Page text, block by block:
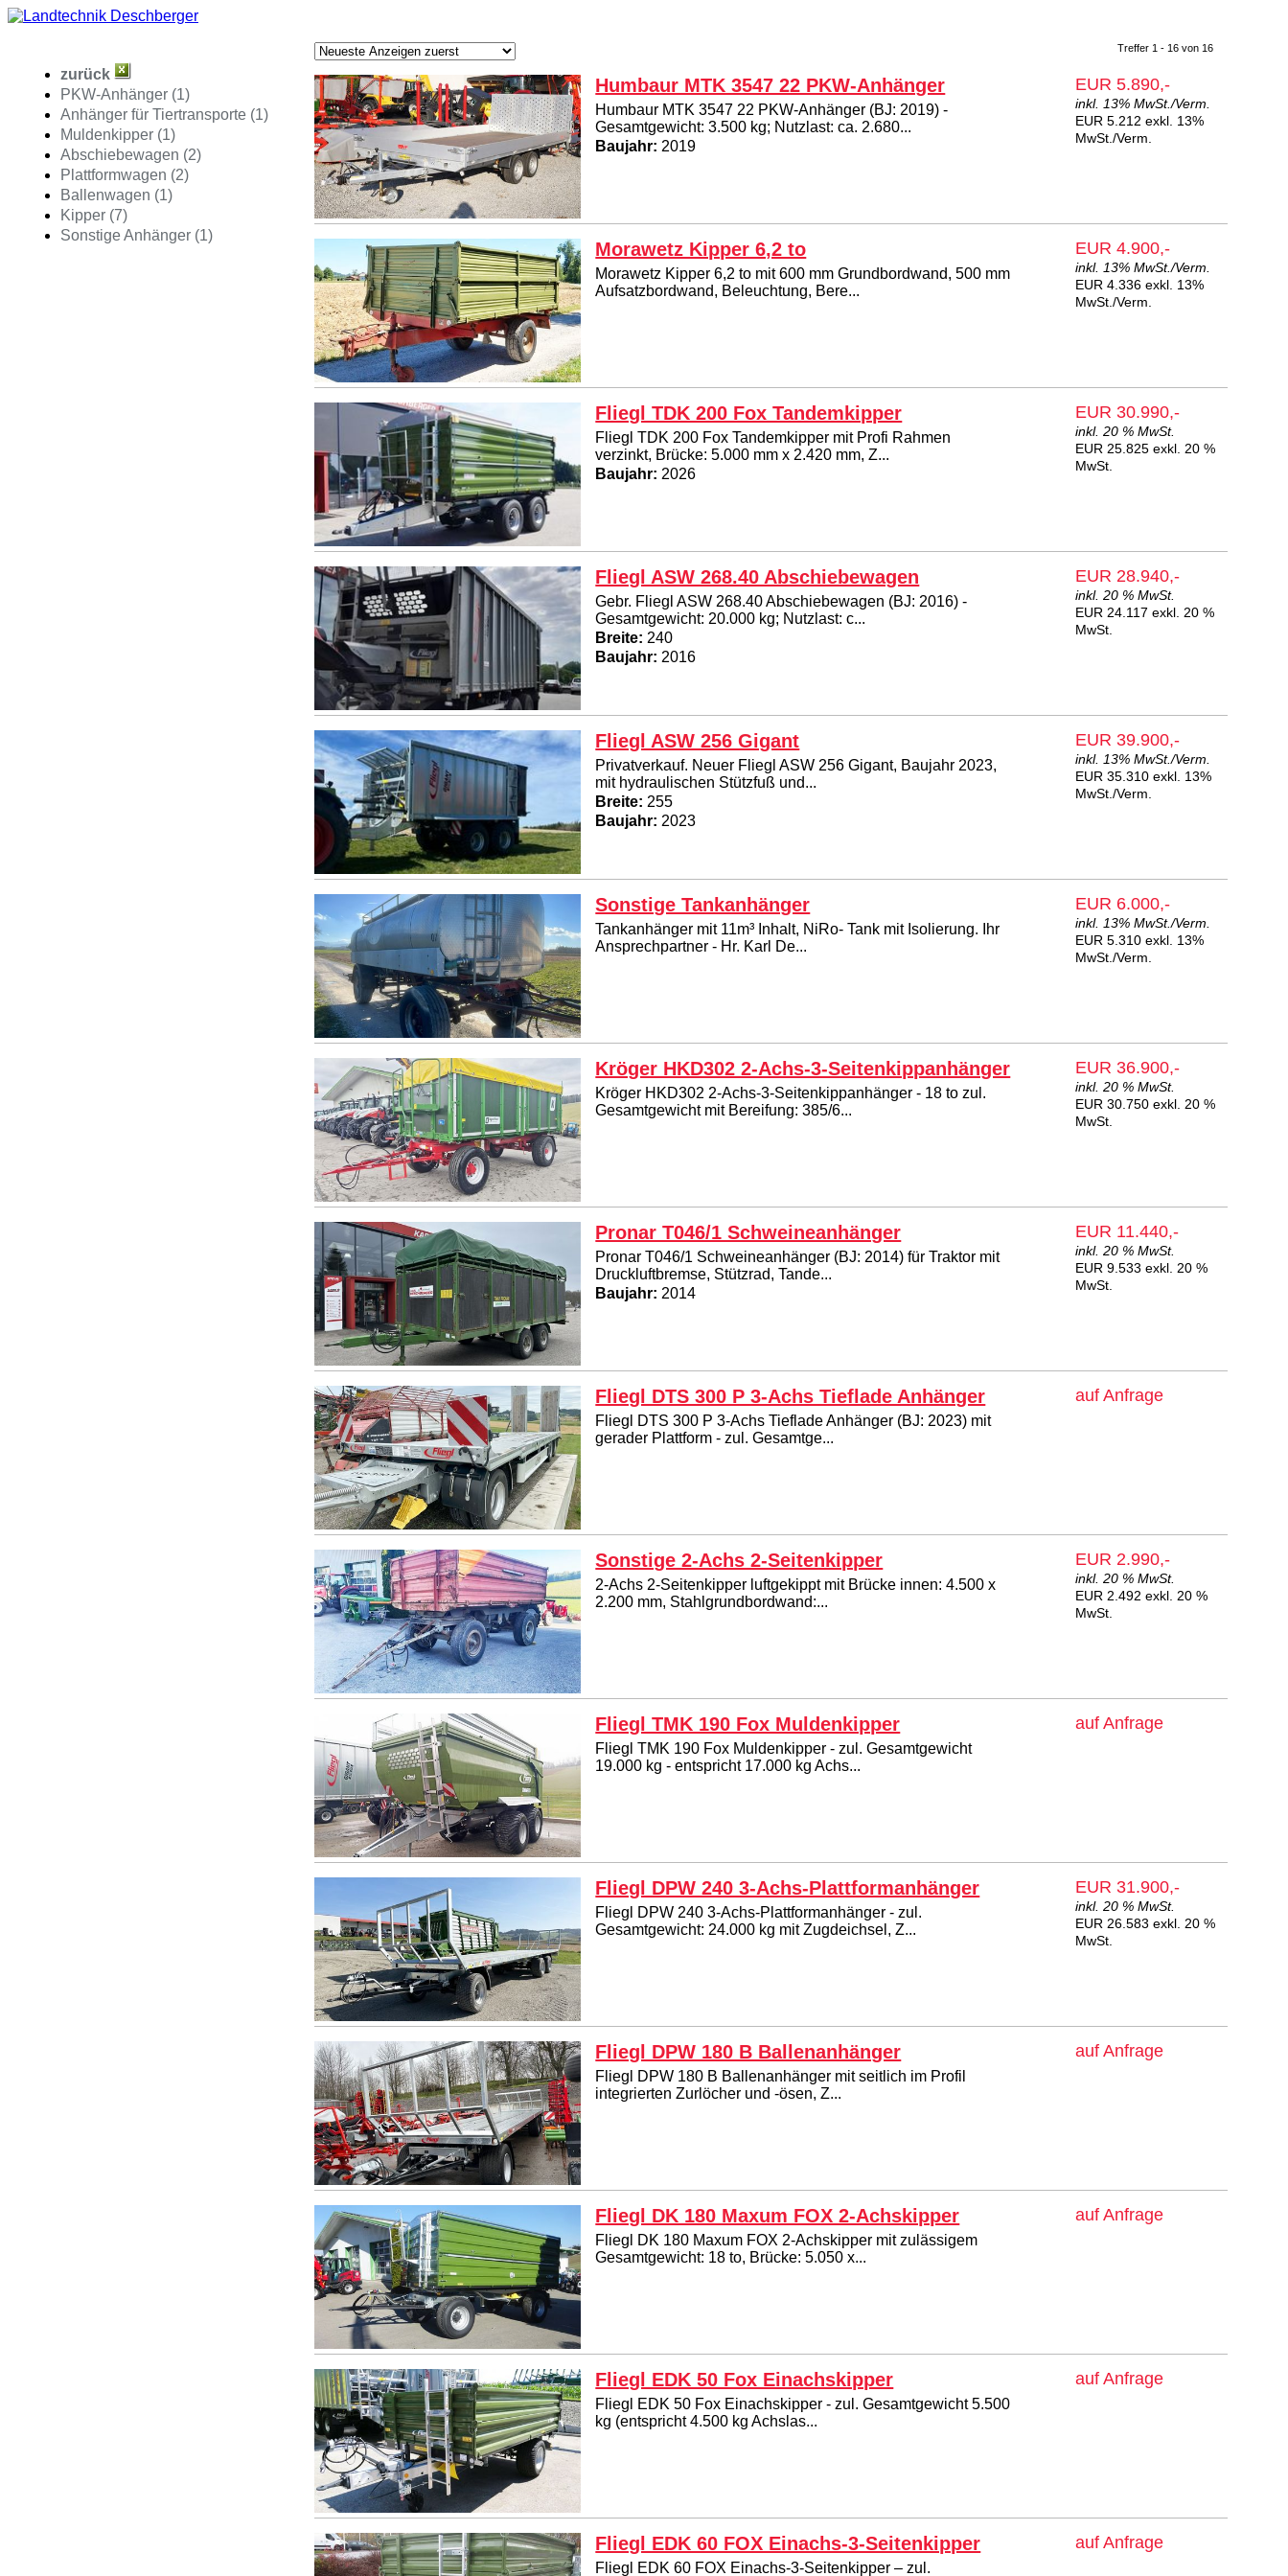
zurück
PKW-Anhänger (1)
Anhänger für Tiertransporte (1)
Muldenkipper (1)
Abschiebewagen (2)
Plattformwagen (2)
Ballenwagen (1)
Kipper (7)
Sonstige Anhänger (1)
Treffer 1 - 16 von 16
Humbaur MTK 3547 22 PKW-Anhänger
Humbaur MTK 3547 22 PKW-Anhänger (BJ: 2019) -
Gesamtgewicht: 3.500 kg; Nutzlast: ca. 2.680...
Baujahr: 2019
EUR 5.890,-
inkl. 13% MwSt./Verm.
EUR 5.212 exkl. 13%
MwSt./Verm.
Morawetz Kipper 6,2 to
Morawetz Kipper 6,2 to mit 600 mm Grundbordwand, 500 mm
Aufsatzbordwand, Beleuchtung, Bere...
EUR 4.900,-
inkl. 13% MwSt./Verm.
EUR 4.336 exkl. 13%
MwSt./Verm.
Fliegl TDK 200 Fox Tandemkipper
Fliegl TDK 200 Fox Tandemkipper mit Profi Rahmen
verzinkt, Brücke: 5.000 mm x 2.420 mm, Z...
Baujahr: 2026
EUR 30.990,-
inkl. 20 % MwSt.
EUR 25.825 exkl. 20 %
MwSt.
Fliegl ASW 268.40 Abschiebewagen
Gebr. Fliegl ASW 268.40 Abschiebewagen (BJ: 2016) -
Gesamtgewicht: 20.000 kg; Nutzlast: c...
Breite: 240
Baujahr: 2016
EUR 28.940,-
inkl. 20 % MwSt.
EUR 24.117 exkl. 20 %
MwSt.
Fliegl ASW 256 Gigant
Privatverkauf. Neuer Fliegl ASW 256 Gigant, Baujahr 2023,
mit hydraulischen Stützfuß und...
Breite: 255
Baujahr: 2023
EUR 39.900,-
inkl. 13% MwSt./Verm.
EUR 35.310 exkl. 13%
MwSt./Verm.
Sonstige Tankanhänger
Tankanhänger mit 11m³ Inhalt, NiRo- Tank mit Isolierung. Ihr
Ansprechpartner - Hr. Karl De...
EUR 6.000,-
inkl. 13% MwSt./Verm.
EUR 5.310 exkl. 13%
MwSt./Verm.
Kröger HKD302 2-Achs-3-Seitenkippanhänger
Kröger HKD302 2-Achs-3-Seitenkippanhänger - 18 to zul.
Gesamtgewicht mit Bereifung: 385/6...
EUR 36.900,-
inkl. 20 % MwSt.
EUR 30.750 exkl. 20 %
MwSt.
Pronar T046/1 Schweineanhänger
Pronar T046/1 Schweineanhänger (BJ: 2014) für Traktor mit
Druckluftbremse, Stützrad, Tande...
Baujahr: 2014
EUR 11.440,-
inkl. 20 % MwSt.
EUR 9.533 exkl. 20 %
MwSt.
Fliegl DTS 300 P 3-Achs Tieflade Anhänger
Fliegl DTS 300 P 3-Achs Tieflade Anhänger (BJ: 2023) mit
gerader Plattform - zul. Gesamtge...
auf Anfrage
Sonstige 2-Achs 2-Seitenkipper
2-Achs 2-Seitenkipper luftgekippt mit Brücke innen: 4.500 x
2.200 mm, Stahlgrundbordwand:...
EUR 2.990,-
inkl. 20 % MwSt.
EUR 2.492 exkl. 20 %
MwSt.
Fliegl TMK 190 Fox Muldenkipper
Fliegl TMK 190 Fox Muldenkipper - zul. Gesamtgewicht
19.000 kg - entspricht 17.000 kg Achs...
auf Anfrage
Fliegl DPW 240 3-Achs-Plattformanhänger
Fliegl DPW 240 3-Achs-Plattformanhänger - zul.
Gesamtgewicht: 24.000 kg mit Zugdeichsel, Z...
EUR 31.900,-
inkl. 20 % MwSt.
EUR 26.583 exkl. 20 %
MwSt.
Fliegl DPW 180 B Ballenanhänger
Fliegl DPW 180 B Ballenanhänger mit seitlich im Profil
integrierten Zurlöcher und -ösen, Z...
auf Anfrage
Fliegl DK 180 Maxum FOX 2-Achskipper
Fliegl DK 180 Maxum FOX 2-Achskipper mit zulässigem
Gesamtgewicht: 18 to, Brücke: 5.050 x...
auf Anfrage
Fliegl EDK 50 Fox Einachskipper
Fliegl EDK 50 Fox Einachskipper - zul. Gesamtgewicht 5.500
kg (entspricht 4.500 kg Achslas...
auf Anfrage
Fliegl EDK 60 FOX Einachs-3-Seitenkipper
Fliegl EDK 60 FOX Einachs-3-Seitenkipper – zul.
auf Anfrage